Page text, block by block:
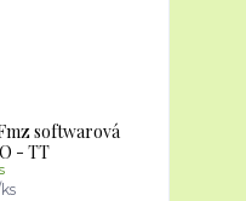
softwarová
- TT
ks